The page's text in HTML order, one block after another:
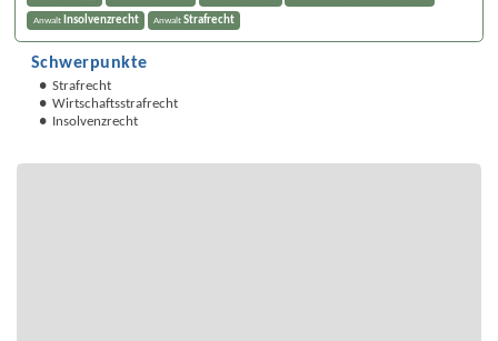
Anwalt Insolvenzrecht Anwalt Strafrecht
Schwerpunkte
Strafrecht
Wirtschaftsstrafrecht
Insolvenzrecht